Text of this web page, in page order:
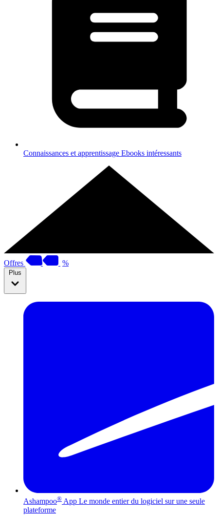
Connaissances et apprentissage Ebooks intéressants
Offres %
Plus
Ashampoo® App Le monde entier du logiciel sur une seule
plateforme